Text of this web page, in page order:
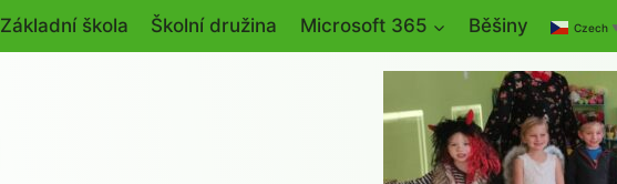
Základní škola Školní družina Microsoft 365 Běšiny Czech